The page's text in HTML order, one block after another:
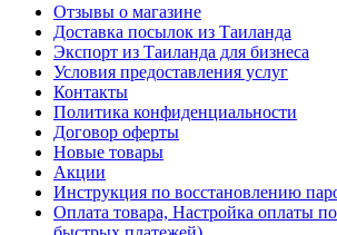
Отзывы о магазине
Доставка посылок из Таиланда
Экспорт из Таиланда для бизнеса
Условия предоставления услуг
Контакты
Политика конфиденциальности
Договор оферты
Новые товары
Акции
Инструкция по восстановлению
Оплата товара, Настройка оплаты